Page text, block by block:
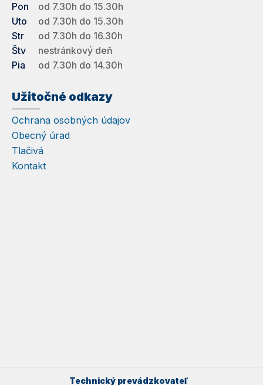
Pon
od 7.30h do 15.30h
Uto
od 7.30h do 15.30h
Str
od 7.30h do 16.30h
Štv
nestránkový deň
Pia
od 7.30h do 14.30h
Užitočné odkazy
Ochrana osobných údajov
Obecný úrad
Tlačivá
Kontakt
Technický prevádzkovateľ